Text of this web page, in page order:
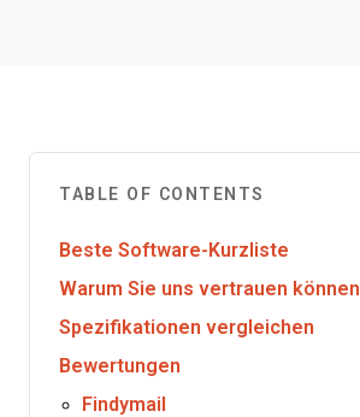
TABLE OF CONTENTS
Beste Software-Kurzliste
Warum Sie uns vertrauen können
Spezifikationen vergleichen
Bewertungen
Findymail